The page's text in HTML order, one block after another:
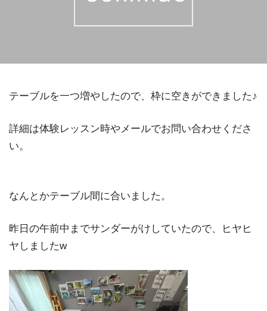
テーブルを一つ増やしたので、枠に空きができました♪
詳細は体験レッスン時やメールでお問い合わせくださ
い。
なんとかテーブル間に合いました。
昨日の午前中までサンダーがけしていたので、ヒヤヒ
ヤしましたw